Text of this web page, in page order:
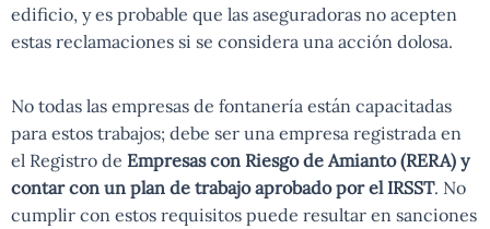
edificio, y es probable que las aseguradoras no acepten
estas reclamaciones si se considera una acción dolosa.
No todas las empresas de fontanería están capacitadas
para estos trabajos; debe ser una empresa registrada en
el Registro de Empresas con Riesgo de Amianto (RERA) y
contar con un plan de trabajo aprobado por el IRSST. No
cumplir con estos requisitos puede resultar en sanciones